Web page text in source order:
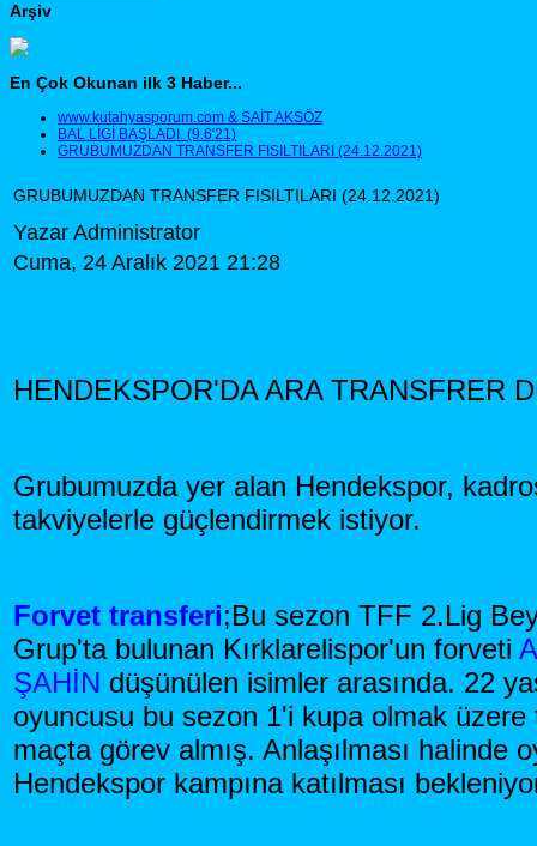
Arşiv
En Çok Okunan ilk 3 Haber...
www.kutahyasporum.com & SAİT AKSÖZ
BAL LİGİ BAŞLADI. (9.6'21)
GRUBUMUZDAN TRANSFER FISILTILARI (24.12.2021)
GRUBUMUZDAN TRANSFER FISILTILARI (24.12.2021)
Yazar Administrator
Cuma, 24 Aralık 2021 21:28
HENDEKSPOR'DA ARA TRANSFRER
Grubumuzda yer alan Hendekspor,
takviyelerle güçlendirmek istiyor.
Forvet transferi;Bu sezon TFF 2.Lig
Grup'ta bulunan Kırklarelispor'un forveti
ŞAHİN düşünülen isimler arasında. 22
oyuncusu bu sezon 1'i kupa olmak üzere
maçta görev almış. Anlaşılması halinde
Hendekspor kampına katılması